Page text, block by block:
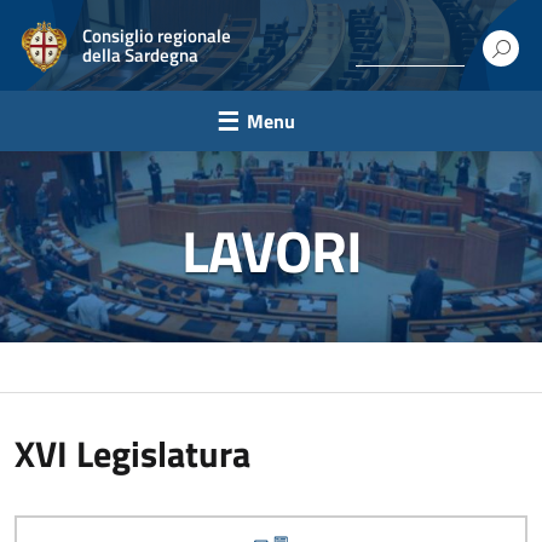
Consiglio regionale
della Sardegna
Menu
LAVORI
XVI Legislatura